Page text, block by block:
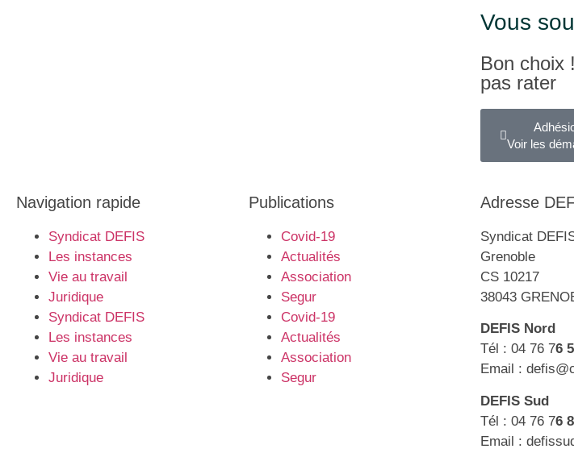
Vous
Bon choix
pas rater
Voir les
Navigation rapide
Syndicat DEFIS
Les instances
Vie au travail
Juridique
Syndicat DEFIS
Les instances
Vie au travail
Juridique
Publications
Covid-19
Actualités
Association
Segur
Covid-19
Actualités
Association
Segur
Adresse
Syndicat
Grenoble
CS 10217
38043
DEFIS Nord
Tél : 04 76 76
Email :
DEFIS Sud
Tél : 04 76 76
Email :